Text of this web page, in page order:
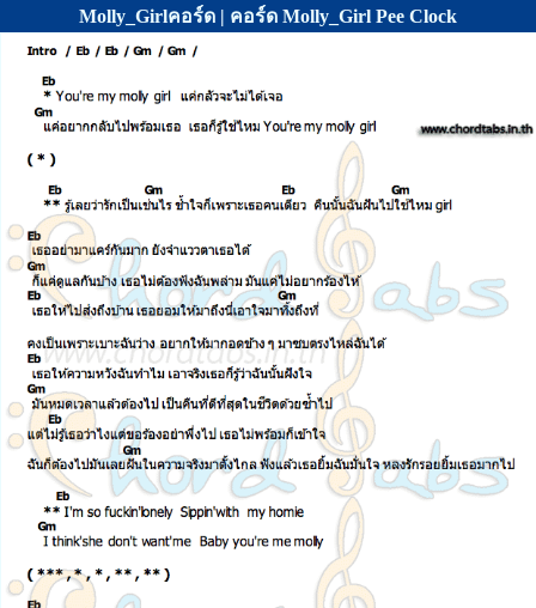
Molly_Girlคอร์ด | คอร์ด Molly_Girl Pee Clock